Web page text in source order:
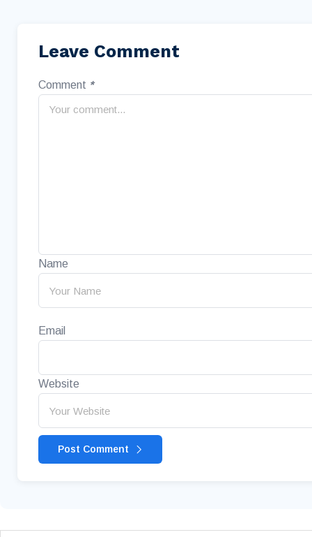
Leave Comment
Comment *
Name
Email
Website
Post Comment